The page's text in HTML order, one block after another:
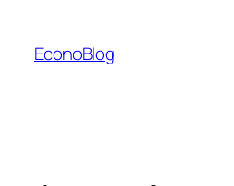
contenido
EconoBlog